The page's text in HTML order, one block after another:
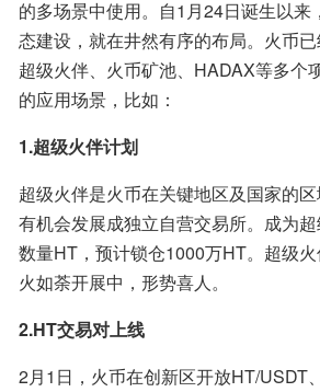
的多场景中使用。自1月24日诞生以来
态建设，就在井然有序的布局。火币
超级火伴、火币矿池、HADAX等多个
的应用场景，比如：
1.超级火伴计划
超级火伴是火币在关键地区及国家的
有机会发展成独立自营交易所。成为
数量HT，预计锁仓1000万HT。超级
火如荼开展中，形势喜人。
2.HT交易对上线
2月1日，火币在创新区开放HT/USDT